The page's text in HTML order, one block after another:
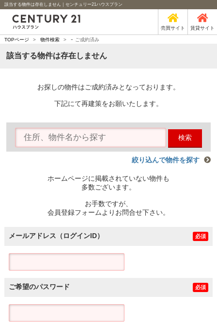
該当する物件は存在しません｜センチュリー21ハウスプラン
売買サイト 賃貸サイト
TOPページ > 物件検索 > - ご成約済み
該当する物件は存在しません
お探しの物件はご成約済みとなっております。
下記にて再建策をお願いたします。
検索
絞り込んで物件を探す
ホームページに掲載されていない物件も
多数ございます。
お手数ですが、
会員登録フォームよりお問合せ下さい。
メールアドレス（ログインID） 必須
ご希望のパスワード 必須